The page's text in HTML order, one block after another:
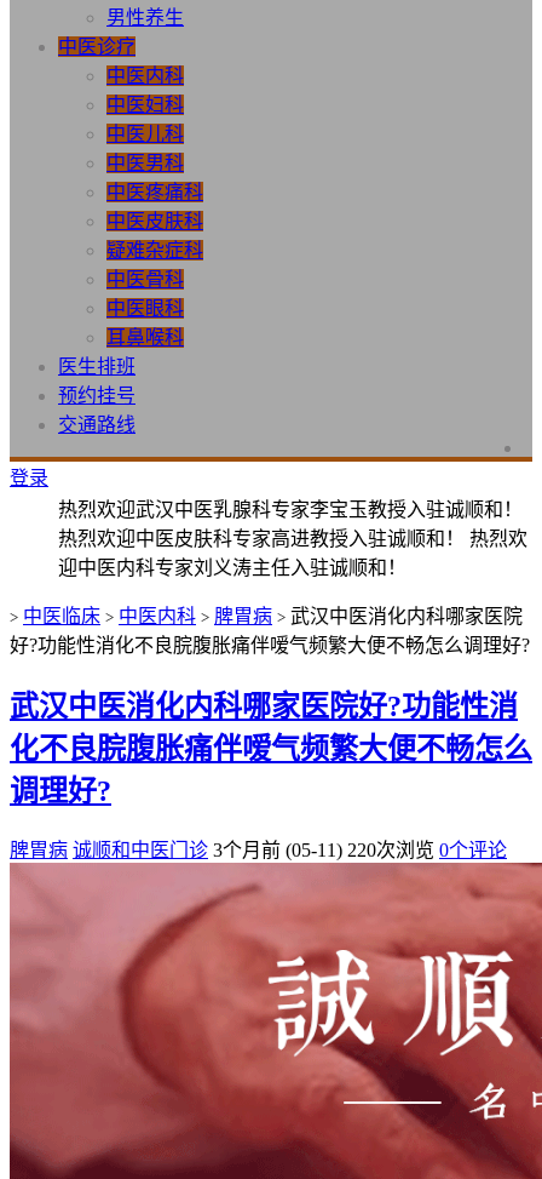
男性养生
中医诊疗
中医内科
中医妇科
中医儿科
中医男科
中医疼痛科
中医皮肤科
疑难杂症科
中医骨科
中医眼科
耳鼻喉科
医生排班
预约挂号
交通路线
登录
热烈欢迎武汉中医乳腺科专家李宝玉教授入驻诚顺和！
热烈欢迎中医皮肤科专家高进教授入驻诚顺和！ 热烈欢
迎中医内科专家刘义涛主任入驻诚顺和！
> 中医临床 > 中医内科 > 脾胃病 > 武汉中医消化内科哪家医院
好?功能性消化不良脘腹胀痛伴嗳气频繁大便不畅怎么调理好?
武汉中医消化内科哪家医院好?功能性消
化不良脘腹胀痛伴嗳气频繁大便不畅怎么
调理好?
脾胃病 诚顺和中医门诊 3个月前 (05-11) 220次浏览 0个评论